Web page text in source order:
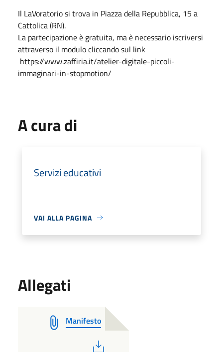
Il LaVoratorio si trova in Piazza della Repubblica, 15 a
Cattolica (RN).
La partecipazione è gratuita, ma è necessario iscriversi
attraverso il modulo cliccando sul link
https://www.zaffiria.it/atelier-digitale-piccoli-
immaginari-in-stopmotion/
A cura di
Servizi educativi
VAI ALLA PAGINA
Allegati
Manifesto